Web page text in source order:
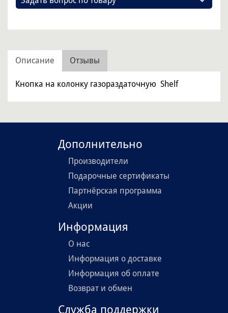
Описание Отзывы
Кнопка на колонку газораздаточную Shelf
Дополнительно
Производители
Подарочные сертификаты
Партнёрская программа
Акции
Информация
О нас
Информация о доставке
Информация об оплате
Возврат и обмен
Служба поддержки